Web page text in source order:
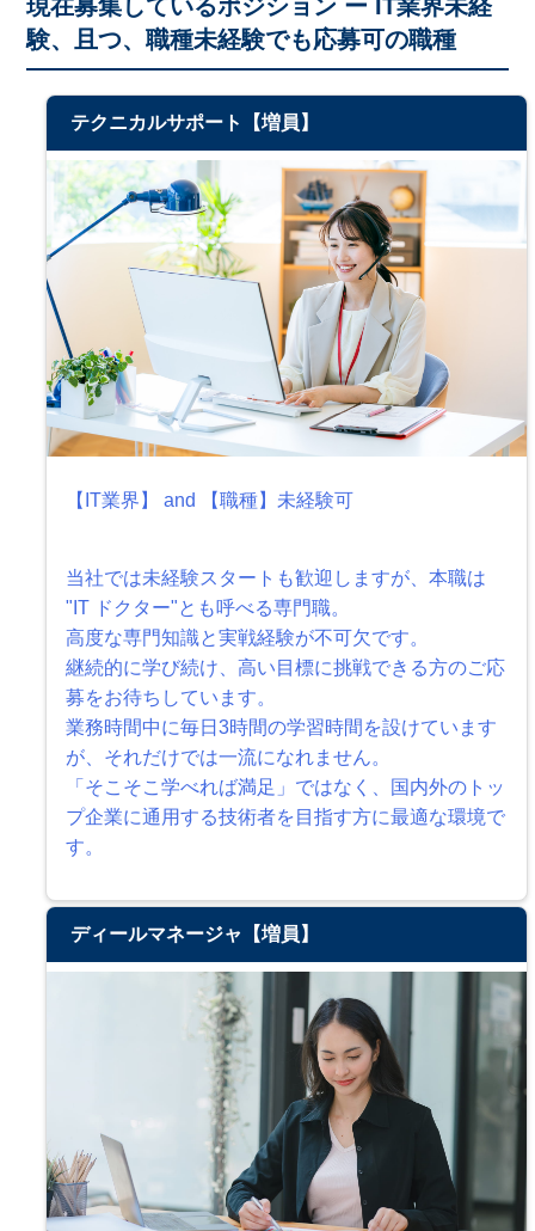
現在募集しているポジション ー IT業界未経
験、且つ、職種未経験でも応募可の職種
テクニカルサポート【増員】
【IT業界】 and 【職種】未経験可
当社では未経験スタートも歓迎しますが、本職は
"IT ドクター"とも呼べる専門職。
高度な専門知識と実戦経験が不可欠です。
継続的に学び続け、高い目標に挑戦できる方のご応
募をお待ちしています。
業務時間中に毎日3時間の学習時間を設けています
が、それだけでは一流になれません。
「そこそこ学べれば満足」ではなく、国内外のトッ
プ企業に通用する技術者を目指す方に最適な環境で
す。
ディールマネージャ【増員】